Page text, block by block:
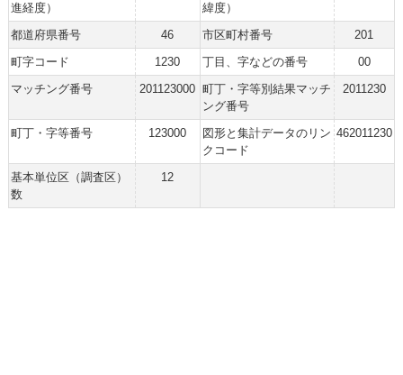
進経度）
緯度）
都道府県番号 46 市区町村番号
201
町字コード
1230 丁目、字などの番号
00
マッチング番号
201123000 町丁・字等別結果マッチ
ング番号
2011230
町丁・字等番号 123000
図形と集計データのリン
クコード
462011230
基本単位区（調査区）
数
12